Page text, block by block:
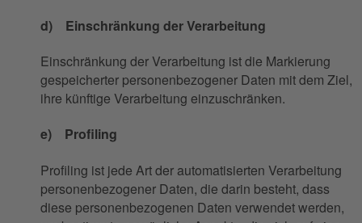
d) Einschränkung der Verarbeitung
Einschränkung der Verarbeitung ist die Markierung
gespeicherter personenbezogener Daten mit dem Ziel,
ihre künftige Verarbeitung einzuschränken.
e) Profiling
Profiling ist jede Art der automatisierten Verarbeitung
personenbezogener Daten, die darin besteht, dass
diese personenbezogenen Daten verwendet werden,